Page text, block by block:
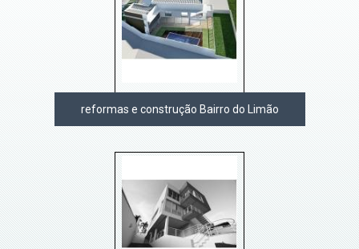
reformas e construção Bairro do Limão